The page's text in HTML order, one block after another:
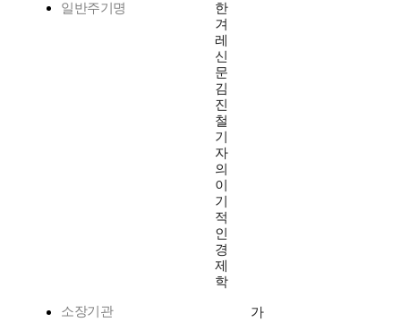
일반주기명
한
겨
레
신
문
김
진
철
기
자
의
이
기
적
인
경
제
학
소장기관
가